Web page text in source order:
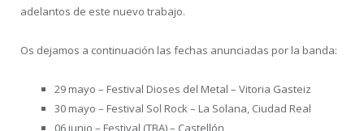
adelantos de este nuevo trabajo.
Os dejamos a continuación las fechas anunciadas por la banda:
29 mayo – Festival Dioses del Metal – Vitoria Gasteiz
30 mayo – Festival Sol Rock – La Solana, Ciudad Real
06 junio – Festival (TBA) – Castellón